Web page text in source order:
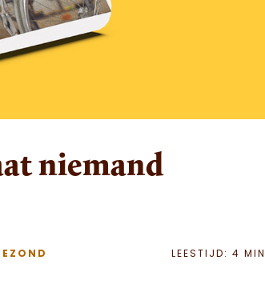
niemand
LEESTIJD: 4 MIN